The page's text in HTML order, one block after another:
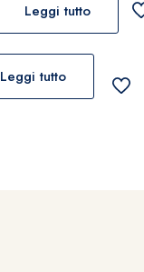
Leggi tutto
Leggi tutto